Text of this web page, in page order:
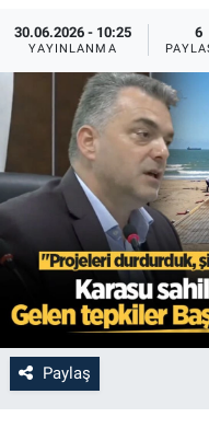
30.06.2026 - 10:25
YAYINLANMA
6
Paylaş